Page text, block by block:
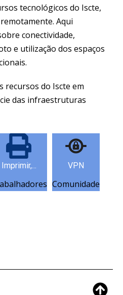
tecnológicos do Iscte,
Aqui
conectividade,
e utilização dos espaços
recursos do Iscte em
das infraestruturas
Imprimir,... VPN
Comunidade